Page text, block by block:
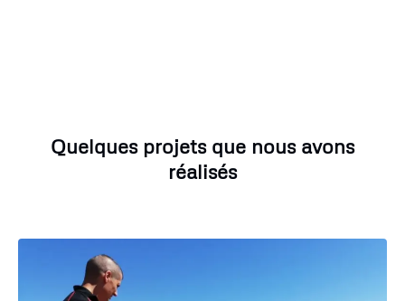
Quelques projets que nous avons
réalisés